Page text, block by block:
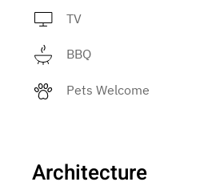
TV
BBQ
Pets Welcome
Architecture